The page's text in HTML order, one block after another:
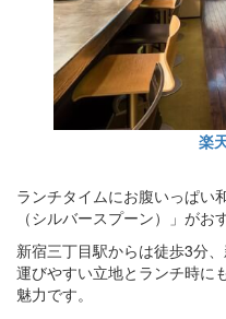
楽
ランチタイムにお腹いっぱい
（シルバースプーン）」がお
新宿三丁目駅からは徒歩3分
運びやすい立地とランチ時に
魅力です。